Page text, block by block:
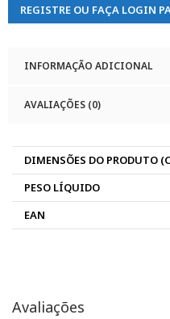
REGISTRE OU FAÇA LOGIN
INFORMAÇÃO ADICIONAL
AVALIAÇÕES (0)
DIMENSÕES DO PRODUTO
PESO LÍQUIDO
EAN
Avaliações